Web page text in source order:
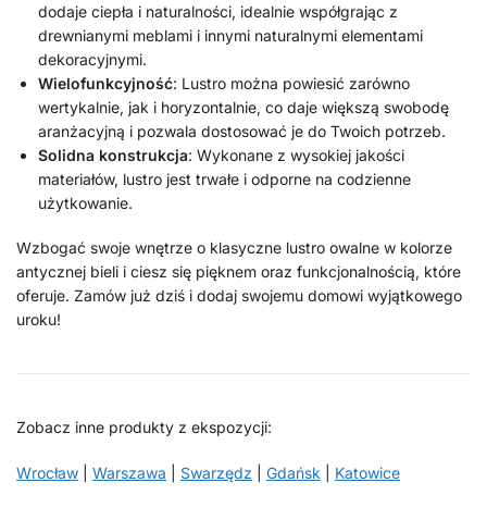
dodaje ciepła i naturalności, idealnie współgrając z
drewnianymi meblami i innymi naturalnymi elementami
dekoracyjnymi.
Wielofunkcyjność: Lustro można powiesić zarówno
wertykalnie, jak i horyzontalnie, co daje większą swobodę
aranżacyjną i pozwala dostosować je do Twoich potrzeb.
Solidna konstrukcja: Wykonane z wysokiej jakości
materiałów, lustro jest trwałe i odporne na codzienne
użytkowanie.
Wzbogać swoje wnętrze o klasyczne lustro owalne w kolorze
antycznej bieli i ciesz się pięknem oraz funkcjonalnością, które
oferuje. Zamów już dziś i dodaj swojemu domowi wyjątkowego
uroku!
Zobacz inne produkty z ekspozycji:
Wrocław Warszawa Swarzędz Gdańsk Katowice